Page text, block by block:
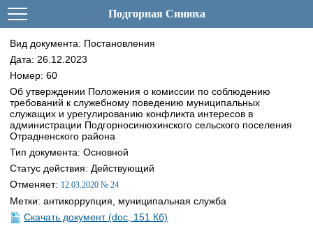
Подгорная Синюха
Вид документа: Постановления
Дата: 26.12.2023
Номер: 60
Об утверждении Положения о комиссии по соблюдению
требований к служебному поведению муниципальных
служащих и урегулированию конфликта интересов в
администрации Подгорносинюхинского сельского поселения
Отрадненского района
Тип документа: Основной
Статус действия: Действующий
Отменяет: 12.03.2020 № 24
Метки: антикоррупция, муниципальная служба
Скачать документ (doc, 151 Кб)